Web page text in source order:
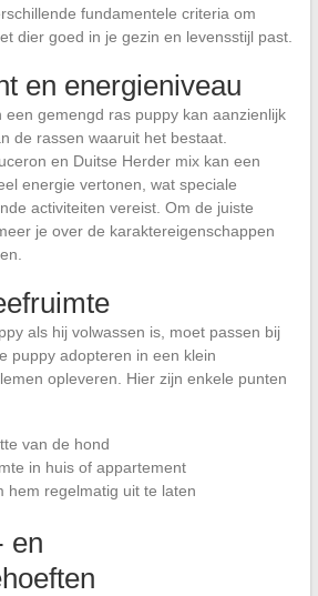
fundamentele criteria om
dier goed in je gezin en levensstijl past.
en energieniveau
gemengd ras puppy kan aanzienlijk
de rassen waaruit het bestaat.
en Duitse Herder mix kan een
energie vertonen, wat speciale
activiteiten vereist. Om de juiste
je over de karaktereigenschappen
als hij volwassen is, moet passen bij
puppy adopteren in een klein
opleveren. Hier zijn enkele punten
van de hond
in huis of appartement
hem regelmatig uit te laten
en